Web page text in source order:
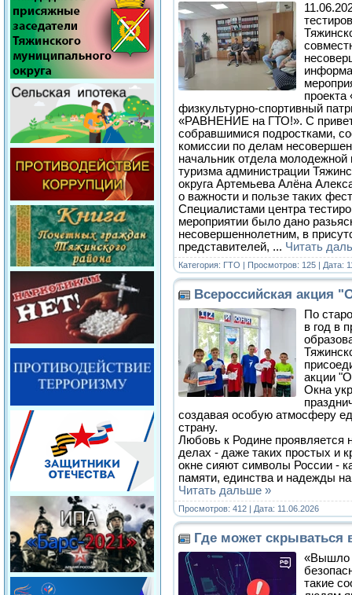
физкультурно-спортивный
«РАВНЕНИЕ на ГТО!». С
собравшимися подростками,
комиссии по делам
начальник отдела молодежной
туризма администрации
округа Артемьева Алёна
о важности и пользе таких
Специалистами центра
мероприятии было дано
несовершеннолетним, в
представителей, ... Читать
Категория: ГТО | Просмотров: 125 | Дата:
Всероссийская акция
По
в год в
акции
Окна
создавая особую атмосферу
страну.
Любовь к Родине проявляется
делах - даже таких простых и
окне сияют символы России -
памяти, единства и надежды
Читать дальше »
Просмотров: 412 | Дата: 11.06.2026
Где может скрываться
«Вышло
такие